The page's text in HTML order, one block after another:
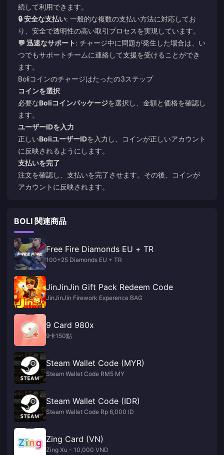
続して利用できます。
🔒 安全な支払い: 一般的な複数の支払い方法に対応してお
り、安全で透明性の高い取引プロセスを実現しています。
💬 迅速なサポート : チャージ中に問題が発生した場合は、い
つでもサポートチームに連絡して支援を受けることができ
ます。
Boliコインのチャージはたったの3ステップ
コインを選択
必要なBoliコインパッケージを選択し、金額と価格を確認し
ます。
ユーザーIDを入力
正しいBoliユーザーIDを入力し、コインが正しいアカウント
に反映されるようにします。
支払いを完了
注文を確認し、支払いを完了させます。その後、コインが
アカウントに反映されます。
BOLI 関連商品
Free Fire Diamonds EU + TR
100+25 Diamonds EU + TR
JinJinJin Gift Pack Redeem Code
JinJinJin Firework Experence BAG
9 Card 980x
9卡150點
Steam Wallet Code (MYR)
Steam Wallet Code RM5 MY
Steam Wallet Code (IDR)
Steam Wallet Code Rp 6,000 ID
Zing Card (VN)
Zing Xu - 10,000 VND